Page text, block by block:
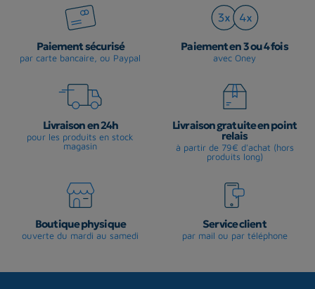
Paiement sécurisé
par carte bancaire, ou Paypal
Paiement en 3 ou 4 fois
avec Oney
Livraison en 24h
pour les produits en stock
magasin
Livraison gratuite en point
relais
à partir de 79€ d'achat (hors
produits long)
Boutique physique
ouverte du mardi au samedi
Service client
par mail ou par téléphone